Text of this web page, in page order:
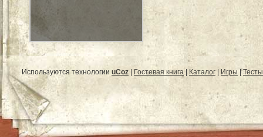
Используются технологии uCoz | Гостевая книга| Каталог | Игры |Тесты